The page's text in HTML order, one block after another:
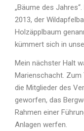
„Bäume des
2013, der
Holzäpplbaum
kümmert sich in
Mein nächster Halt
Marienschacht.
die Mitglieder des
geworfen, das
Rahmen einer
Anlagen werfen.